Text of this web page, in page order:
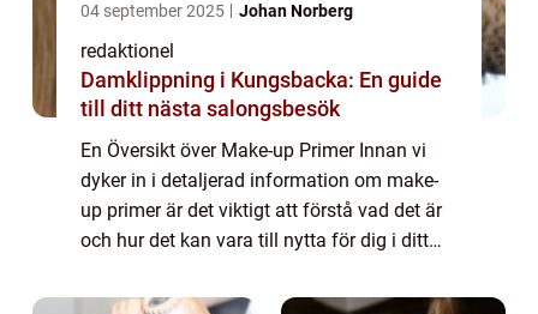
04 september 2025 Johan Norberg
redaktionel
Damklippning i Kungsbacka: En guide
till ditt nästa salongsbesök
En Översikt över Make-up Primer Innan vi
dyker in i detaljerad information om make-
up primer är det viktigt att förstå vad det är
och hur det kan vara till nytta för dig i ditt
som appliceras innan foundati...